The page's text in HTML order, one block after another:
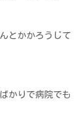
とかかろうじて
かりで病院でも